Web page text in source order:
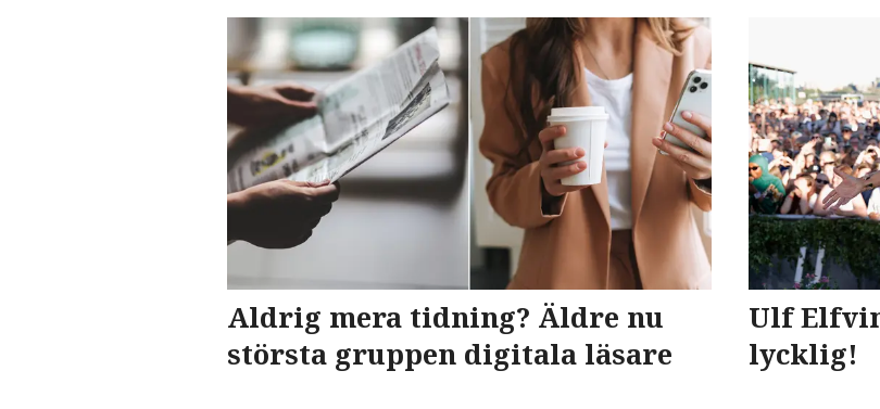
Aldrig mera tidning? Äldre nu
största gruppen digitala läsare
Ulf
lycklig!